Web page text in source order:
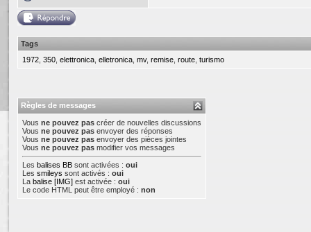
Tags
1972 350 elettronica elletronica mv, remise route turismo
Règles de messages
Vous ne pouvez pas créer de nouvelles discussions
Vous ne pouvez pas envoyer des réponses
Vous ne pouvez pas envoyer des pièces jointes
Vous ne pouvez pas modifier vos messages
Les balises BB sont activées : oui
Les smileys sont activés : oui
La balise [IMG] est activée : oui
Le code HTML peut être employé : non